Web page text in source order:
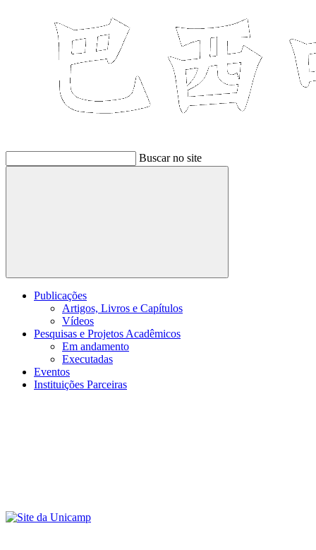
Buscar no site
Buscar
Publicações
Artigos, Livros e Capítulos
Vídeos
Pesquisas e Projetos Acadêmicos
Em andamento
Executadas
Eventos
Instituições Parceiras